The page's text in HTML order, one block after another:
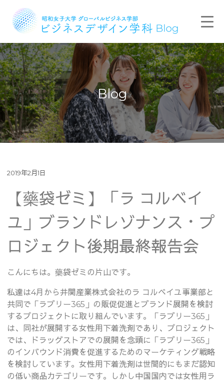
Blog
2019年2月1日
【藥袋ゼミ】「ラ コルベイ
ユ」ブランドレゾナンス・プ
ロジェクト後期最終報告会
こんにちは。藥袋ゼミの片山です。
私達は4月から井関産業株式会社のラ コルベイユ事業部と
共同で「ラブリー365」の販促促進とブランド展開を検討
するプロジェクトに取り組んでいます。「ラブリー365」
は、同社が展開する女性用下着洗剤であり、プロジェクト
では、ドラッグストアでの展開を念頭に「ラブリー365」
のインバウンド消費を促進するためのマーケティング戦略
を検討しています。女性用下着洗剤は世間的にもまだ認知
の低い商品カテゴリーです。しかし中国国内では女性用ラ